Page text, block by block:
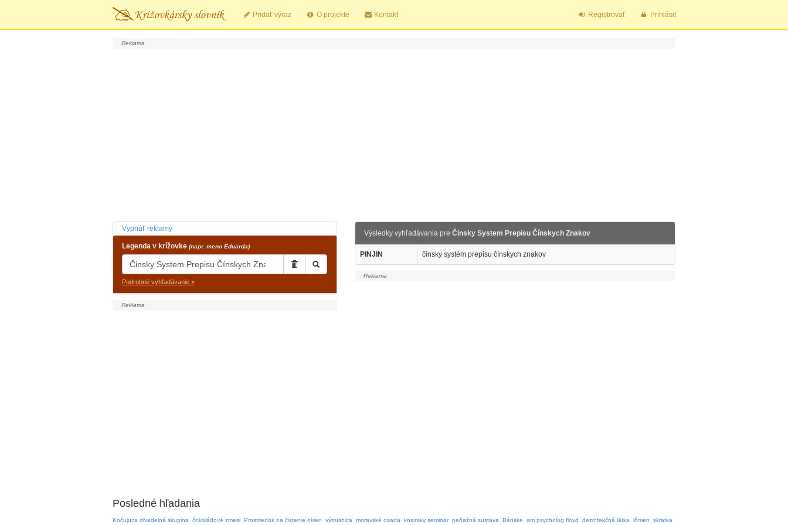
Pridať výraz O projekte Kontakt Registrovať Prihlásiť
Vypnúť reklamy
Legenda v krížovke (napr. meno Eduarda)
Podrobné vyhľadávanie »
Výsledky vyhľadávania pre Činsky System Prepisu Čínskych Znakov
PINJIN čínsky systém prepisu čínskych znakov
Posledné hľadania
Kočujuca divadelná skupina čokoládové zmesi Prostriedok na čistenie okien výtrusnica moravské osada knazsky seminar peňažná sustava Bánske am psycholog floyd dezinfekčná látka lômen skratka